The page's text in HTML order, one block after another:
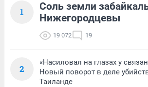
1
Соль земли
Нижегородцевы
19 072 19
2
«Насиловал на глазах у
Новый поворот в деле
Таиланде